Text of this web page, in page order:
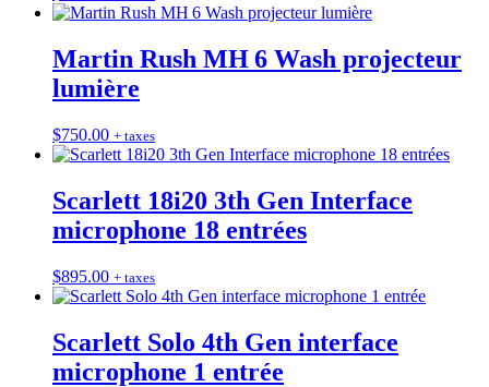
Martin Rush MH 6 Wash projecteur
lumière
$750.00 + taxes
Scarlett 18i20 3th Gen Interface
microphone 18 entrées
$895.00 + taxes
Scarlett Solo 4th Gen interface
microphone 1 entrée